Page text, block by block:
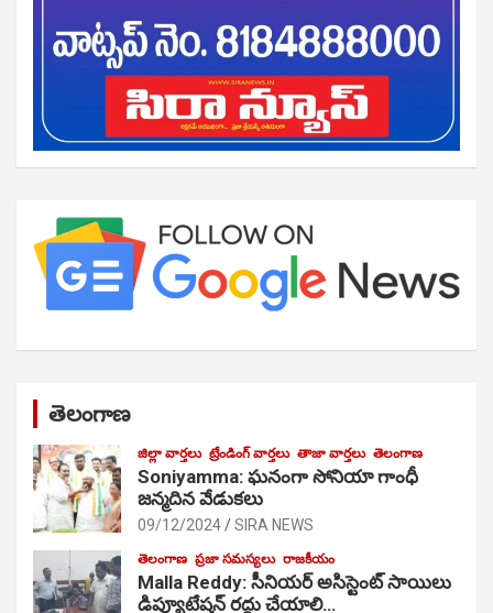
తెలంగాణ
జిల్లా వార్తలు ట్రేండింగ్ వార్తలు తాజా వార్తలు తెలంగాణ
Soniyamma: ఘ‌నంగా సోనియా గాంధీ
జ‌న్మ‌దిన వేడుక‌లు
09/12/2024 SIRA NEWS
తెలంగాణ ప్రజా సమస్యలు రాజకీయం
Malla Reddy: సీనియర్ అసిస్టెంట్ సాయిలు
డిప్యూటేషన్ రద్దు చేయాలి…